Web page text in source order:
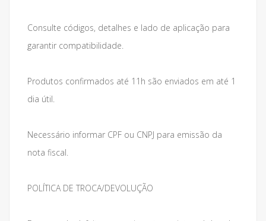
Consulte códigos, detalhes e lado de aplicação para
garantir compatibilidade.
Produtos confirmados até 11h são enviados em até 1
dia útil.
Necessário informar CPF ou CNPJ para emissão da
nota fiscal.
POLÍTICA DE TROCA/DEVOLUÇÃO